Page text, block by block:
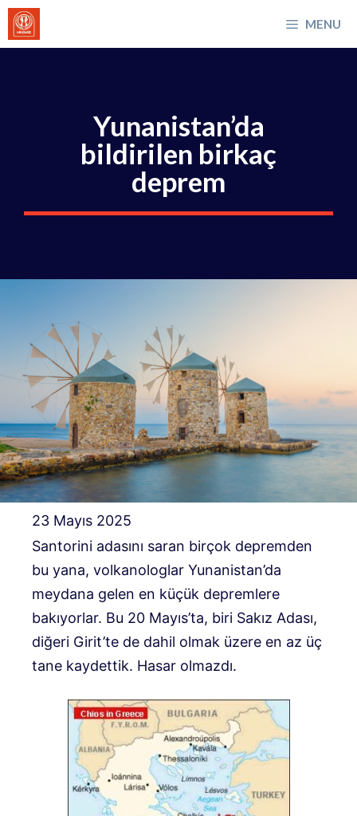
İçeriğe
atla
MENU
Yunanistan’da
bildirilen birkaç
deprem
23 Mayıs 2025
Santorini adasını saran birçok depremden
bu yana, volkanologlar Yunanistan’da
meydana gelen en küçük depremlere
bakıyorlar. Bu 20 Mayıs’ta, biri Sakız Adası,
diğeri Girit’te de dahil olmak üzere en az üç
tane kaydettik. Hasar olmazdı.